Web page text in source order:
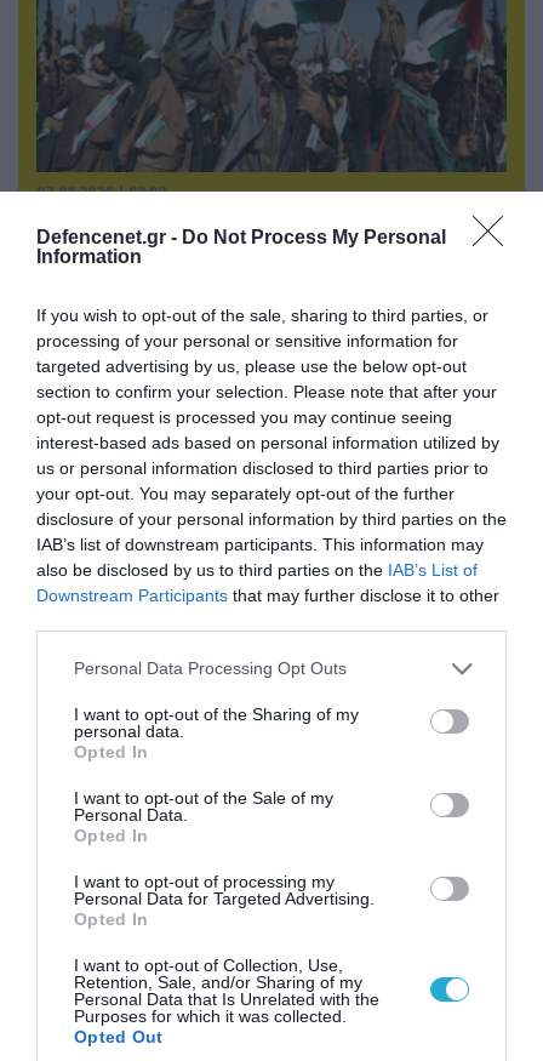
Defencenet.gr - Do Not Process My Personal
Information
If you wish to opt-out of the sale, sharing to third parties, or
processing of your personal or sensitive information for
targeted advertising by us, please use the below opt-out
section to confirm your selection. Please note that after your
opt-out request is processed you may continue seeing
interest-based ads based on personal information utilized by
us or personal information disclosed to third parties prior to
your opt-out. You may separately opt-out of the further
disclosure of your personal information by third parties on the
IAB’s list of downstream participants. This information may
also be disclosed by us to third parties on the IAB’s List of
Downstream Participants that may further disclose it to other
Please note that this website/app uses one or more Google
not limited to your visit or usage behaviour. You may click to
grant or deny consent to Google and its third-party tags to
use your data for below specified purposes in below Google
consent section.
Personal Data Processing Opt Outs
I want to opt-out of the Sharing of my
personal data.
Opted In
I want to opt-out of the Sale of my
Personal Data.
Opted In
I want to opt-out of processing my
Personal Data for Targeted Advertising.
Opted In
I want to opt-out of Collection, Use,
Retention, Sale, and/or Sharing of my
Personal Data that Is Unrelated with the
Purposes for which it was collected.
Opted Out
07.08.2026 | 08:02
Κλιμακώνουν οι Χούθι: Eξαπέλυσαν επιθέσεις
κατά στρατιωτικών δυνάμεων στην Υεμένη –
07.08.2026 | 08:02
Οι ρωσικές δυνάμεις απέχουν μόλις 5 χλμ.
από Σλαβιάνσκ και Κραματόρσκ στο Ντονέτσκ
07.08.2026 | 18:02